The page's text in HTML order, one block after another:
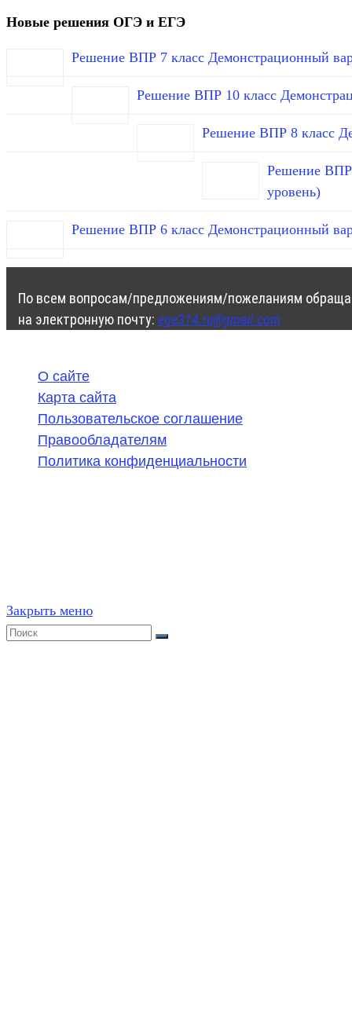
Новые решения ОГЭ и ЕГЭ
Решение ВПР 7 класс Демонстрационный
Решение ВПР 10 класс
Решение ВПР 8 класс
Решение ВПР
уровень)
Решение ВПР 6 класс Демонстрационный
По всем вопросам/предложениям/пожеланиям
на электронную почту: ege314.ru@gmail.com
О сайте
Карта сайта
Пользовательское соглашение
Правообладателям
Политика конфиденциальности
Закрыть меню